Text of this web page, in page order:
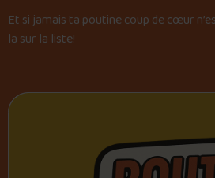
Et si jamais ta poutine coup de cœur
la sur la liste!